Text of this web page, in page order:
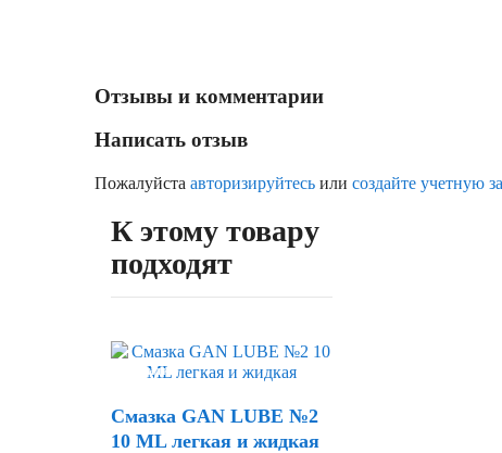
Отзывы и комментарии
Написать отзыв
Пожалуйста авторизируйтесь или создайте учетную
К этому товару
подходят
Скидка
Смазка GAN LUBE №2
10 ML легкая и жидкая